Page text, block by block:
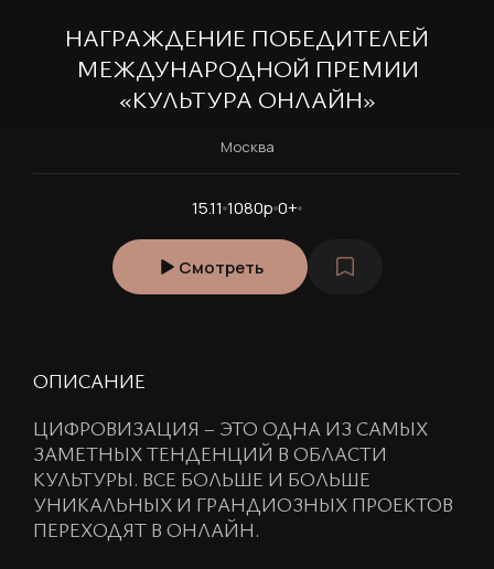
НАГРАЖДЕНИЕ ПОБЕДИТЕЛЕЙ
МЕЖДУНАРОДНОЙ ПРЕМИИ
«КУЛЬТУРА ОНЛАЙН»
Москва
15.11 1080p 0+
Смотреть
ОПИСАНИЕ
ЦИФРОВИЗАЦИЯ – ЭТО ОДНА ИЗ САМЫХ
ЗАМЕТНЫХ ТЕНДЕНЦИЙ В ОБЛАСТИ
КУЛЬТУРЫ. ВСЕ БОЛЬШЕ И БОЛЬШЕ
УНИКАЛЬНЫХ И ГРАНДИОЗНЫХ ПРОЕКТОВ
ПЕРЕХОДЯТ В ОНЛАЙН.